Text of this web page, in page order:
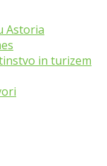
Astoria
in turizem